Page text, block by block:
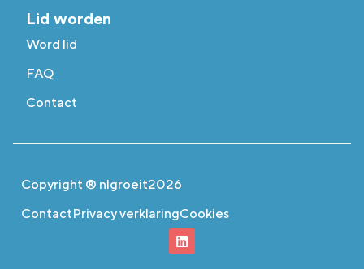
Lid worden
Word lid
FAQ
Contact
Copyright ® nlgroeit2026
ContactPrivacy verklaringCookies